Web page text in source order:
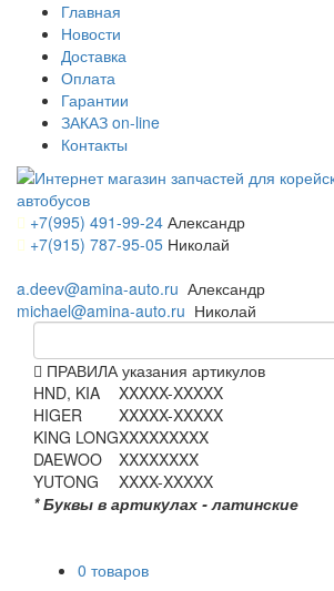
Главная
Новости
Доставка
Оплата
Гарантии
ЗАКАЗ on-line
Контакты
+7(995) 491-99-24 Александр
+7(915) 787-95-05 Николай
a.deev@amina-auto.ru Александр
michael@amina-auto.ru Николай
ПРАВИЛА указания артикулов
HND, KIA
XXXXX-XXXXX
HIGER
XXXXX-XXXXX
KING LONGXXXXXXXXX
DAEWOO
XXXXXXXX
YUTONG
XXXX-XXXXX
* Буквы в артикулах - латинские
0 товаров